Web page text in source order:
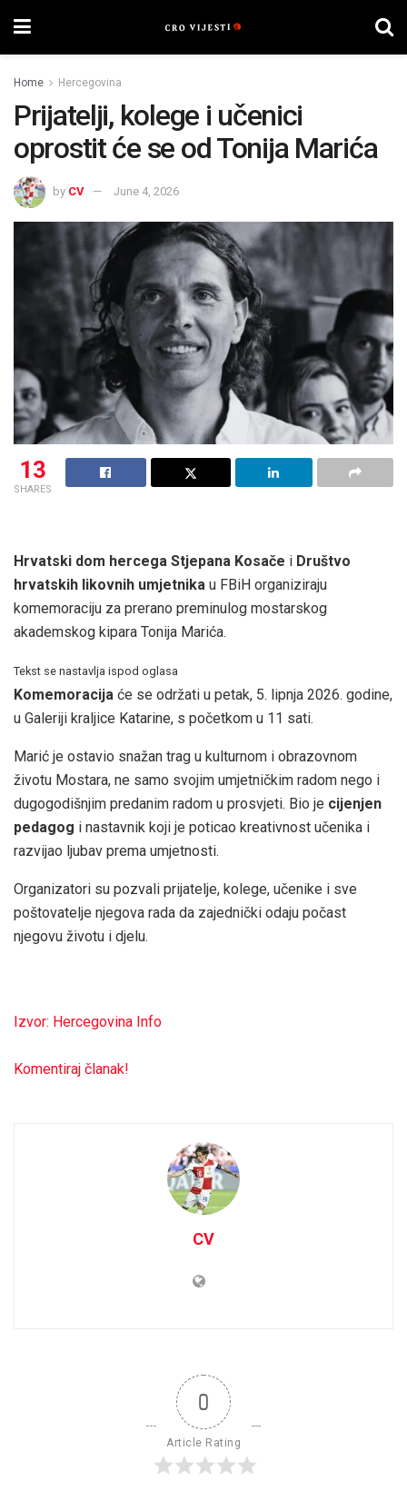
Home Hercegovina
Prijatelji, kolege i učenici
oprostit će se od Tonija Marića
by CV June 4, 2026
13
SHARES
Hrvatski dom hercega Stjepana Kosače i Društvo
hrvatskih likovnih umjetnika u FBiH organiziraju
komemoraciju za prerano preminulog mostarskog
akademskog kipara Tonija Marića.
Tekst se nastavlja ispod oglasa
Komemoracija će se održati u petak, 5. lipnja 2026. godine,
u Galeriji kraljice Katarine, s početkom u 11 sati.
Marić je ostavio snažan trag u kulturnom i obrazovnom
životu Mostara, ne samo svojim umjetničkim radom nego i
dugogodišnjim predanim radom u prosvjeti. Bio je cijenjen
pedagog i nastavnik koji je poticao kreativnost učenika i
razvijao ljubav prema umjetnosti.
Organizatori su pozvali prijatelje, kolege, učenike i sve
poštovatelje njegova rada da zajednički odaju počast
njegovu životu i djelu.
Izvor: Hercegovina Info
Komentiraj članak!
CV
0
Article Rating